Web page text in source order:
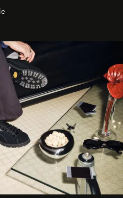
de la firma neoyorquina y
diseño global de la marca